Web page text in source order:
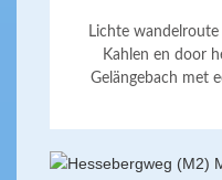
Lichte
Kahlen en door
Gelängebach met